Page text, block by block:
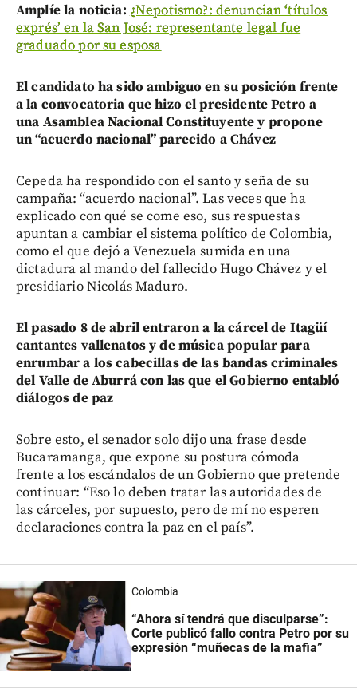
Amplíe la noticia: ¿Nepotismo?: denuncian ‘títulos
exprés’ en la San José: representante legal fue
graduado por su esposa
El candidato ha sido ambiguo en su posición frente
a la convocatoria que hizo el presidente Petro a
una Asamblea Nacional Constituyente y propone
un “acuerdo nacional” parecido a Chávez
Cepeda ha respondido con el santo y seña de su
campaña: “acuerdo nacional”. Las veces que ha
explicado con qué se come eso, sus respuestas
apuntan a cambiar el sistema político de Colombia,
como el que dejó a Venezuela sumida en una
dictadura al mando del fallecido Hugo Chávez y el
presidiario Nicolás Maduro.
El pasado 8 de abril entraron a la cárcel de Itagüí
cantantes vallenatos y de música popular para
enrumbar a los cabecillas de las bandas criminales
del Valle de Aburrá con las que el Gobierno entabló
diálogos de paz
Sobre esto, el senador solo dijo una frase desde
Bucaramanga, que expone su postura cómoda
frente a los escándalos de un Gobierno que pretende
continuar: “Eso lo deben tratar las autoridades de
las cárceles, por supuesto, pero de mí no esperen
declaraciones contra la paz en el país”.
Colombia
“Ahora sí tendrá que disculparse”:
Corte publicó fallo contra Petro por su
expresión “muñecas de la mafia”